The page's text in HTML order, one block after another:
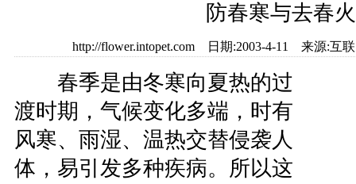
防春寒与去春火
http://flower.intopet.com 日期:2003-4-11 来源:
春季是由冬寒向夏热的过
渡时期，气候变化多端，时有
风寒、雨湿、温热交替侵袭人
体，易引发多种疾病。所以这